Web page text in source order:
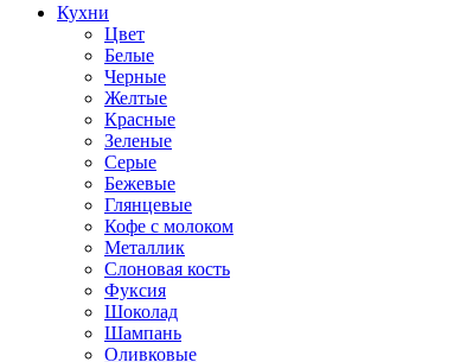
Кухни
Цвет
Белые
Черные
Желтые
Красные
Зеленые
Серые
Бежевые
Глянцевые
Кофе с молоком
Металлик
Слоновая кость
Фуксия
Шоколад
Шампань
Оливковые